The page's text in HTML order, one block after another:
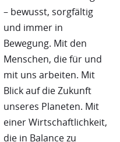
– bewusst, sorgfältig
und immer in
Bewegung. Mit den
Menschen, die für und
mit uns arbeiten. Mit
Blick auf die Zukunft
unseres Planeten. Mit
einer Wirtschaftlichkeit,
die in Balance zu